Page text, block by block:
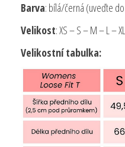
Barva: bílá/černá (uveďte
Velikost: XS – S – M – L – XL
Velikostní tabulka: